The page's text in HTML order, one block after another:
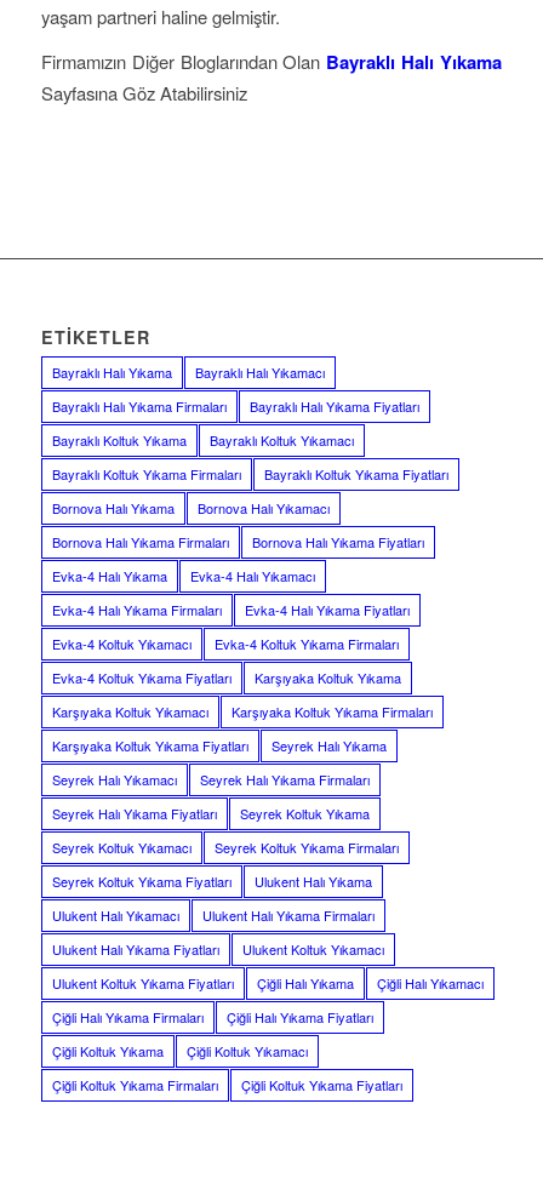
yaşam partneri haline gelmiştir.
Firmamızın Diğer Bloglarından Olan Bayraklı Halı Yıkama
Sayfasına Göz Atabilirsiniz
ETIKETLER
Bayraklı Halı Yıkama
Bayraklı Halı Yıkamacı
Bayraklı Halı Yıkama Firmaları
Bayraklı Halı Yıkama Fiyatları
Bayraklı Koltuk Yıkama
Bayraklı Koltuk Yıkamacı
Bayraklı Koltuk Yıkama Firmaları
Bayraklı Koltuk Yıkama Fiyatları
Bornova Halı Yıkama
Bornova Halı Yıkamacı
Bornova Halı Yıkama Firmaları
Bornova Halı Yıkama Fiyatları
Evka-4 Halı Yıkama
Evka-4 Halı Yıkamacı
Evka-4 Halı Yıkama Firmaları
Evka-4 Halı Yıkama Fiyatları
Evka-4 Koltuk Yıkamacı
Evka-4 Koltuk Yıkama Firmaları
Evka-4 Koltuk Yıkama Fiyatları
Karşıyaka Koltuk Yıkama
Karşıyaka Koltuk Yıkamacı
Karşıyaka Koltuk Yıkama Firmaları
Karşıyaka Koltuk Yıkama Fiyatları
Seyrek Halı Yıkama
Seyrek Halı Yıkamacı
Seyrek Halı Yıkama Firmaları
Seyrek Halı Yıkama Fiyatları
Seyrek Koltuk Yıkama
Seyrek Koltuk Yıkamacı
Seyrek Koltuk Yıkama Firmaları
Seyrek Koltuk Yıkama Fiyatları
Ulukent Halı Yıkama
Ulukent Halı Yıkamacı
Ulukent Halı Yıkama Firmaları
Ulukent Halı Yıkama Fiyatları
Ulukent Koltuk Yıkamacı
Ulukent Koltuk Yıkama Fiyatları
Çiğli Halı Yıkama
Çiğli Halı Yıkamacı
Çiğli Halı Yıkama Firmaları
Çiğli Halı Yıkama Fiyatları
Çiğli Koltuk Yıkama
Çiğli Koltuk Yıkamacı
Çiğli Koltuk Yıkama Firmaları
Çiğli Koltuk Yıkama Fiyatları